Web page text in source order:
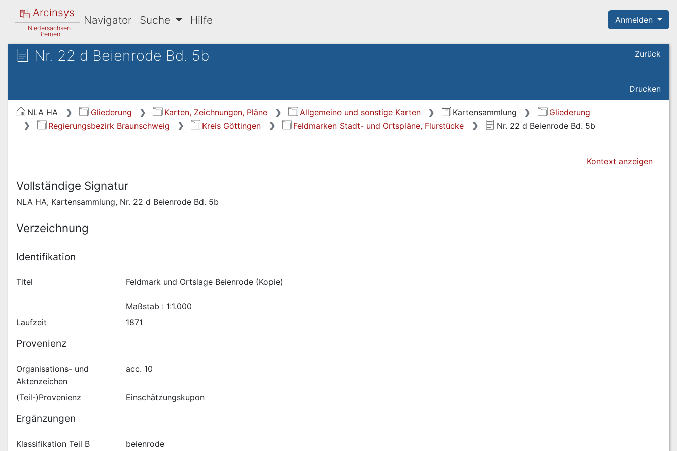
Arcinsys
Niedersachsen
Bremen
Navigator Suche Hilfe Anmelden
Nr. 22 d Beienrode Bd. 5b Zurück
Drucken
NLA HA Gliederung Karten, Zeichnungen, Pläne Allgemeine und sonstige Karten Kartensammlung
Gliederung
Regierungsbezirk Braunschweig
Kreis Göttingen Feldmarken Stadt- und Ortspläne, Flurstücke Nr. 22 d Beienrode Bd. 5b
Kontext anzeigen
Vollständige Signatur
NLA HA, Kartensammlung, Nr. 22 d Beienrode Bd. 5b
Verzeichnung
Identifikation
Titel Feldmark und Ortslage Beienrode (Kopie)
Maßstab : 1:1.000
Laufzeit
1871
Provenienz
Organisations- und
Aktenzeichen
acc. 10
(Teil-)Provenienz Einschätzungskupon
Ergänzungen
Klassifikation Teil B beienrode